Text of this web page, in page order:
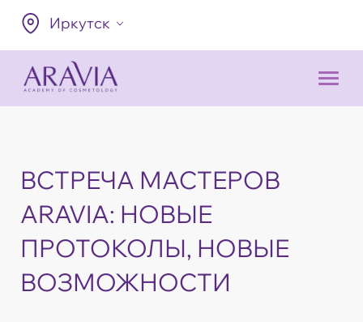
Иркутск
ВСТРЕЧА МАСТЕРОВ
ARAVIA: НОВЫЕ
ПРОТОКОЛЫ, НОВЫЕ
ВОЗМОЖНОСТИ